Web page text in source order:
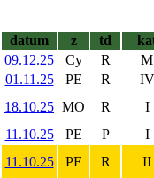
datum
z td
09.12.25
Cy R M
01.11.25
PE R IV
18.10.25 MO R I
11.10.25
PE P I
11.10.25
PE R II